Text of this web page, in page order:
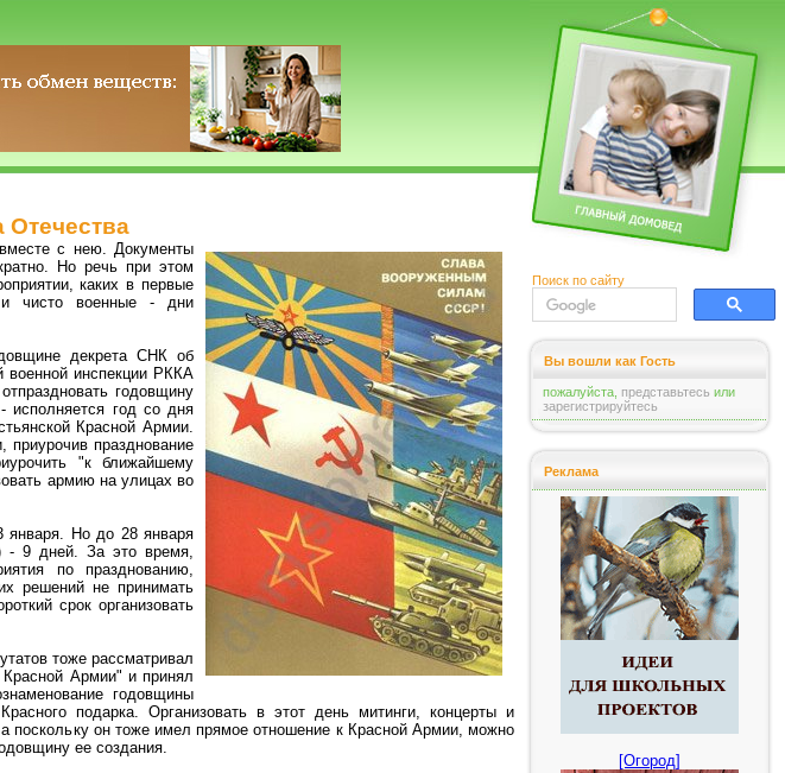
Отечества
с нею. Документы
Но речь при этом
каких в первые
и чисто военные - дни
декрета СНК об
военной инспекции РККА
годовщину
исполняется год со дня
Красной Армии.
празднование
"к ближайшему
армию на улицах во
января. Но до 28 января
- 9 дней. За это время,
по празднованию,
решений не принимать
срок организовать
тоже рассматривал
Красной Армии" и принял
годовщины
подарка. Организовать в этот день митинги, концерты и
поскольку он тоже имел прямое отношение к Красной Армии, можно
ее создания.
Поиск по сайту
Вы вошли как Гость
пожалуйста, представьтесь или
зарегистрируйтесь
Реклама
[Огород]